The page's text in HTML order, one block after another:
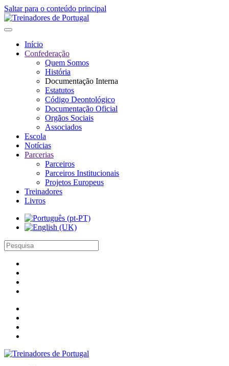
Saltar para o conteúdo principal
Início
Confederação
Quem Somos
História
Documentação Interna
Estatutos
Código Deontológico
Documentação Oficial
Orgãos Sociais
Associados
Escola
Notícias
Parcerias
Parceiros
Parceiros Institucionais
Projetos Europeus
Treinadores
Livros